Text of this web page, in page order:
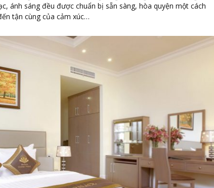
ánh sáng đều được chuẩn bị sẵn sàng, hòa quyện một cách
tận cùng của cảm xúc…